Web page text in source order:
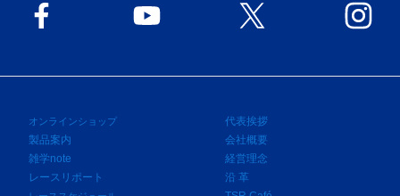
オンラインショップ
代表挨拶
製品案内
会社概要
雑学note
経営理念
レースリポート
沿 革